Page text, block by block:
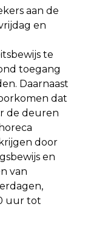
aan de
en
te
toegang
Daarnaast
dat
de deuren
door
en
van
uur tot